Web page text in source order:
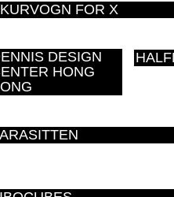
FOR X
DESIGN
HONG